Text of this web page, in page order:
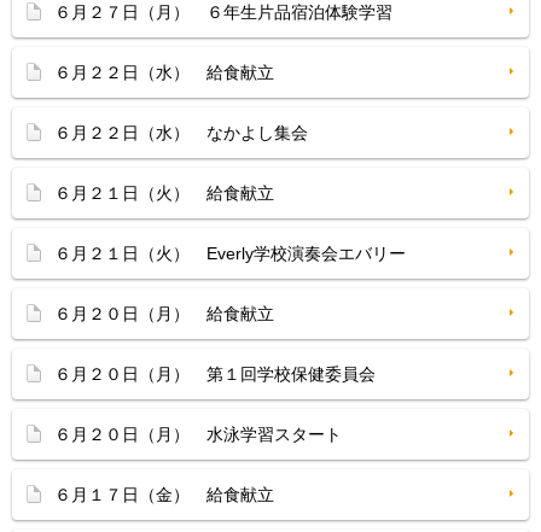
６月２７日（月） ６年生片品宿泊体験学習
６月２２日（水） 給食献立
６月２２日（水） なかよし集会
６月２１日（火） 給食献立
６月２１日（火） Everly学校演奏会エバリー
６月２０日（月） 給食献立
６月２０日（月） 第１回学校保健委員会
６月２０日（月） 水泳学習スタート
６月１７日（金） 給食献立